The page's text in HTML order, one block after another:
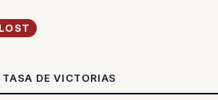
LOST
TASA DE VICTORIAS